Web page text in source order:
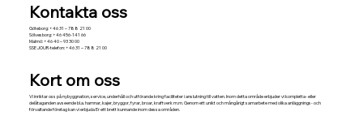
Kontakta oss
Göteborg: +46 31 – 788 21 00
Sölvesborg: +46 456-141 66
Malmö: +46 40 – 93 30 00
SSE JOUR-telefon: +46 31 – 788 21 00
Kort om oss
Vi inriktar oss på nybyggnation, service, underhåll och utförande kring faciliteter i anslutning till vatten. Inom detta område erbjuder vi kompletta- eller
delåtaganden avseende bl.a. hamnar, kajer, bryggor, fyrar, broar, kraftverk m.m. Genom ett unikt och mångårigt samarbete med olika anläggnings- och
förvaltande företag kan vi erbjuda Er ett brett kunnande inom dessa områden.